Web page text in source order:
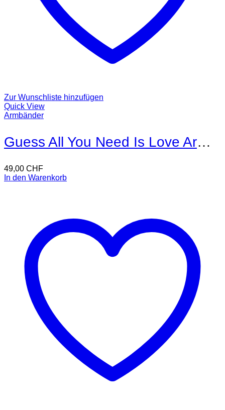
Zur Wunschliste hinzufügen
Quick View
Armbänder
Guess All You Need Is Love Armband
49,00 CHF
In den Warenkorb